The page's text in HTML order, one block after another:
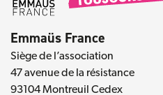
Emmaüs France
Siège de l’association
47 avenue de la résistance
93104 Montreuil Cedex